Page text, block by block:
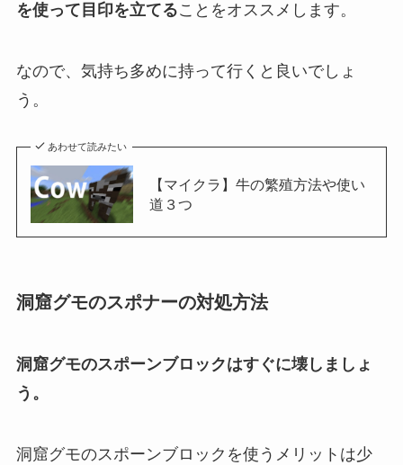
を使って目印を立てることをオススメします。
なので、気持ち多めに持って行くと良いでしょ
う。
あわせて読みたい
【マイクラ】牛の繁殖方法や使い
道３つ
洞窟グモのスポナーの対処方法
洞窟グモのスポーンブロックはすぐに壊しましょ
う。
洞窟グモのスポーンブロックを使うメリットは少